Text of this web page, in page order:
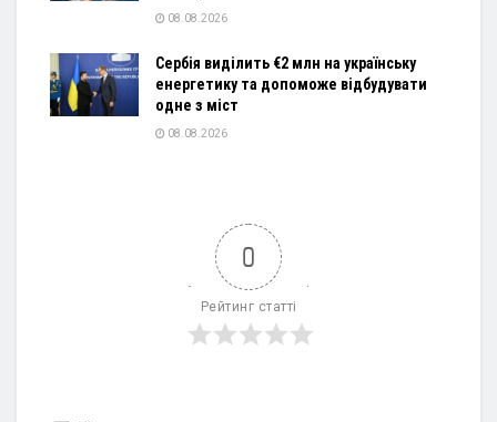
08.08.2026
Сербія виділить €2 млн на українську
енергетику та допоможе відбудувати
одне з міст
08.08.2026
0
Рейтинг статті